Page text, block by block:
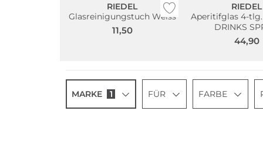
RIEDEL
Glasreinigungstuch Weiss
11,50
RIEDEL
Aperitifglas 4-tlg.
DRINKS
44,90
MARKE 1 FÜR FARBE